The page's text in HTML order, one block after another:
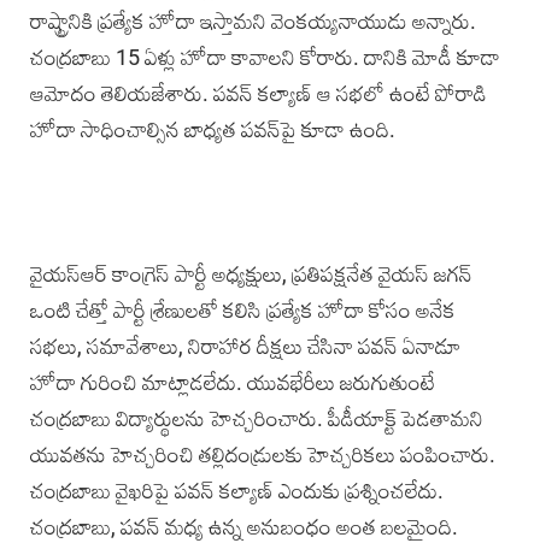
రాష్ట్రానికి ప్రత్యేక హోదా ఇస్తామని వెంకయ్యనాయుడు అన్నారు.
చంద్రబాబు 15 ఏళ్లు హోదా కావాలని కోరారు. దానికి మోడీ కూడా
ఆమోదం తెలియజేశారు. పవన్‌ కల్యాణ్‌ ఆ సభలో ఉంటే పోరాడి
హోదా సాధించాల్సిన బాధ్యత పవన్‌పై కూడా ఉంది.
వైయస్‌ఆర్‌ కాంగ్రెస్‌ పార్టీ అధ్యక్షులు, ప్రతిపక్షనేత వైయస్‌ జగన్‌
ఒంటి చేత్తో పార్టీ శ్రేణులతో కలిసి ప్రత్యేక హోదా కోసం అనేక
సభలు, సమావేశాలు, నిరాహార దీక్షలు చేసినా పవన్‌ ఏనాడూ
హోదా గురించి మాట్లాడలేదు. యువభేరీలు జరుగుతుంటే
చంద్రబాబు విద్యార్థులను హెచ్చరించారు. పీడీయాక్ట్‌ పెడతామని
యువతను హెచ్చరించి తల్లిదండ్రులకు హెచ్చరికలు పంపించారు.
చంద్రబాబు వైఖరిపై పవన్‌ కల్యాణ్‌ ఎందుకు ప్రశ్నించలేదు.
చంద్రబాబు, పవన్‌ మధ్య ఉన్న అనుబంధం అంత బలమైంది.